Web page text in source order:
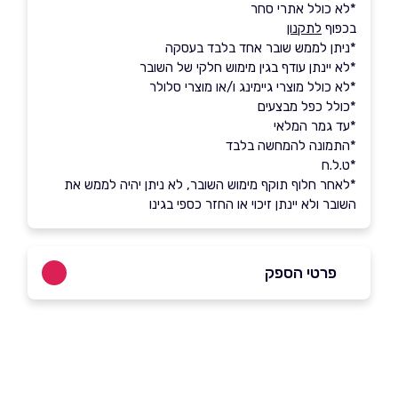
*לא כולל אתרי סחר
בכפוף לתקנון
*ניתן לממש שובר אחד בלבד בעסקה
*לא יינתן עודף בגין מימוש חלקי של השובר
*לא כולל מוצרי גיימינג ו/או מוצרי סלולר
*כולל כפל מבצעים
*עד גמר המלאי
*התמונה להמחשה בלבד
*ט.ל.ח
*לאחר חלוף תוקף מימוש השובר, לא ניתן יהיה לממש את
השובר ולא יינתן זיכוי או החזר כספי בגינו
פרטי הספק